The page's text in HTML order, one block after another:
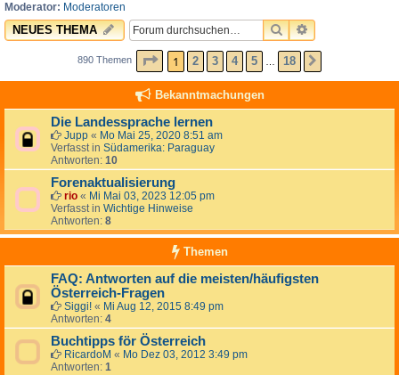
Moderator: Moderatoren
NEUES THEMA SUCHEERWEITERTE
890 Themen SEITE1 VON18
1 2 3 4 5 18
Bekanntmachungen
Die Landessprache lernen
Jupp « Mo Mai 25, 2020 8:51 am
Verfasst in Südamerika: Paraguay
Antworten: 10
Forenaktualisierung
rio « Mi Mai 03, 2023 12:05 pm
Verfasst in Wichtige Hinweise
Antworten: 8
Themen
FAQ: Antworten auf die meisten/häufigsten
Österreich-Fragen
Siggi! « Mi Aug 12, 2015 8:49 pm
Antworten: 4
Buchtipps för Österreich
RicardoM « Mo Dez 03, 2012 3:49 pm
Antworten: 1